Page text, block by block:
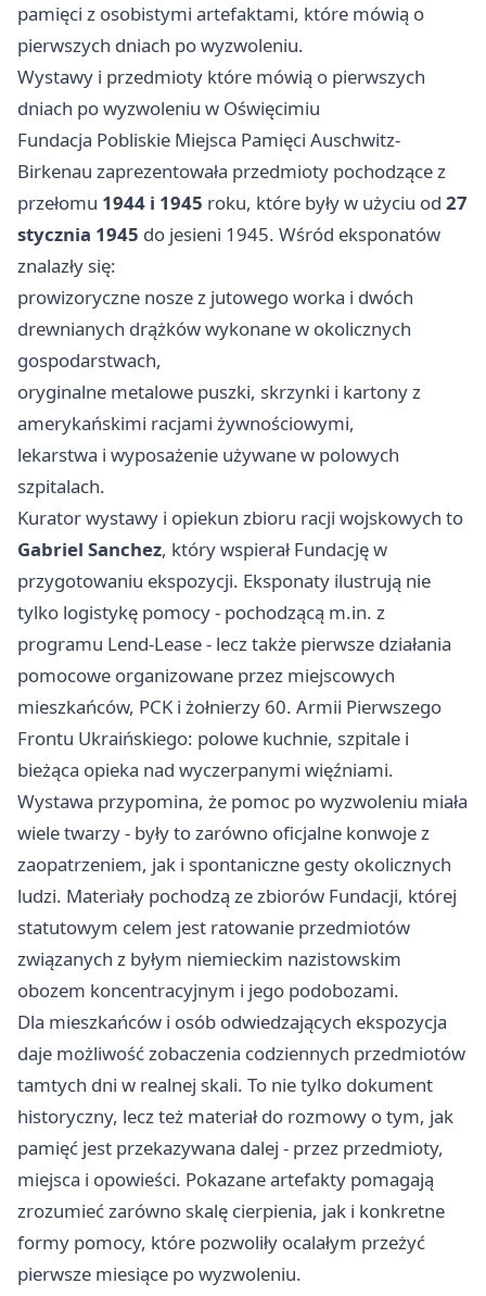
pamięci z osobistymi artefaktami, które mówią o
pierwszych dniach po wyzwoleniu.
Wystawy i przedmioty które mówią o pierwszych
dniach po wyzwoleniu w Oświęcimiu
Fundacja Pobliskie Miejsca Pamięci Auschwitz-
Birkenau zaprezentowała przedmioty pochodzące z
przełomu 1944 i 1945 roku, które były w użyciu od 27
stycznia 1945 do jesieni 1945. Wśród eksponatów
znalazły się:
prowizoryczne nosze z jutowego worka i dwóch
drewnianych drążków wykonane w okolicznych
gospodarstwach,
oryginalne metalowe puszki, skrzynki i kartony z
amerykańskimi racjami żywnościowymi,
lekarstwa i wyposażenie używane w polowych
szpitalach.
Kurator wystawy i opiekun zbioru racji wojskowych to
Gabriel Sanchez, który wspierał Fundację w
przygotowaniu ekspozycji. Eksponaty ilustrują nie
tylko logistykę pomocy - pochodzącą m.in. z
programu Lend-Lease - lecz także pierwsze działania
pomocowe organizowane przez miejscowych
mieszkańców, PCK i żołnierzy 60. Armii Pierwszego
Frontu Ukraińskiego: polowe kuchnie, szpitale i
bieżąca opieka nad wyczerpanymi więźniami.
Wystawa przypomina, że pomoc po wyzwoleniu miała
wiele twarzy - były to zarówno oficjalne konwoje z
zaopatrzeniem, jak i spontaniczne gesty okolicznych
ludzi. Materiały pochodzą ze zbiorów Fundacji, której
statutowym celem jest ratowanie przedmiotów
związanych z byłym niemieckim nazistowskim
obozem koncentracyjnym i jego podobozami.
Dla mieszkańców i osób odwiedzających ekspozycja
daje możliwość zobaczenia codziennych przedmiotów
tamtych dni w realnej skali. To nie tylko dokument
historyczny, lecz też materiał do rozmowy o tym, jak
pamięć jest przekazywana dalej - przez przedmioty,
miejsca i opowieści. Pokazane artefakty pomagają
zrozumieć zarówno skalę cierpienia, jak i konkretne
formy pomocy, które pozwoliły ocalałym przeżyć
pierwsze miesiące po wyzwoleniu.